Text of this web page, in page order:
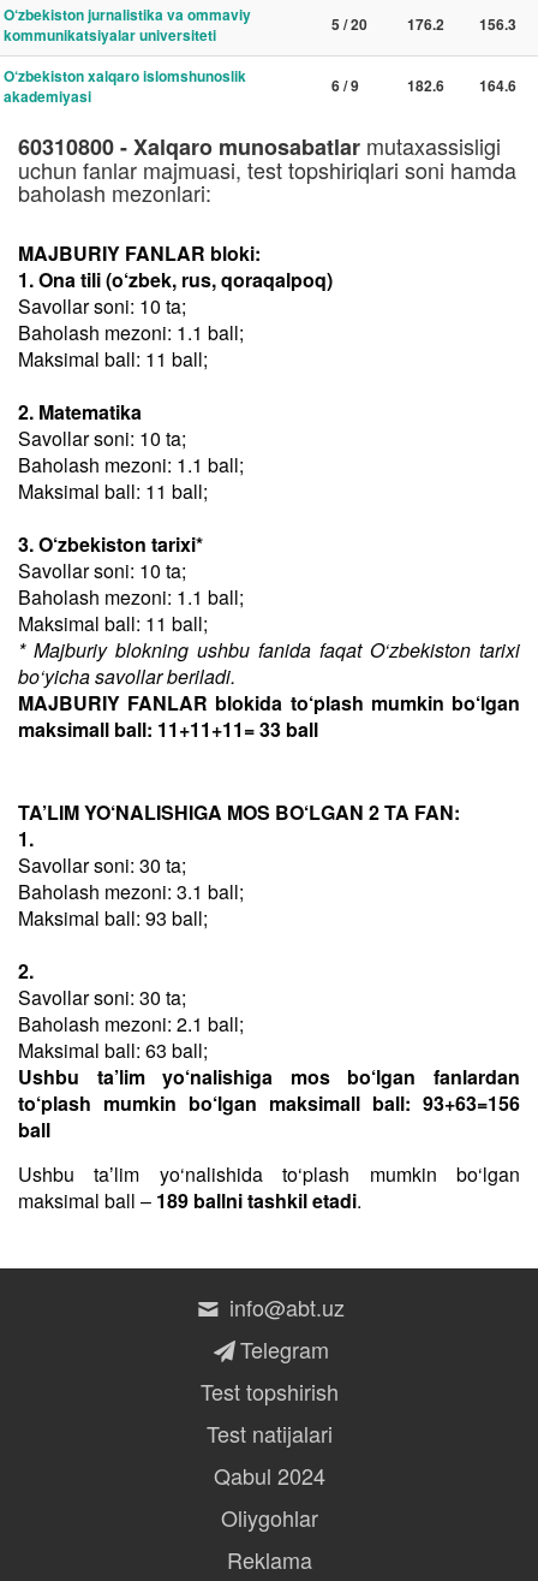
O‘zbekiston jurnalistika va ommaviy
kommunikatsiyalar universiteti
5 / 20 176.2 156.3
O‘zbekiston xalqaro islomshunoslik
akademiyasi
6 / 9 182.6 164.6
60310800 - Xalqaro munosabatlar mutaxassisligi
uchun fanlar majmuasi, test topshiriqlari soni hamda
baholash mezonlari:
MAJBURIY FANLAR bloki:
1. Ona tili (o‘zbek, rus, qoraqalpoq)
Savollar soni: 10 ta;
Baholash mezoni: 1.1 ball;
Maksimal ball: 11 ball;
2. Matematika
Savollar soni: 10 ta;
Baholash mezoni: 1.1 ball;
Maksimal ball: 11 ball;
3. O‘zbekiston tarixi*
Savollar soni: 10 ta;
Baholash mezoni: 1.1 ball;
Maksimal ball: 11 ball;
* Majburiy blokning ushbu fanida faqat O‘zbekiston tarixi
bo‘yicha savollar beriladi.
MAJBURIY FANLAR blokida to‘plash mumkin bo‘lgan
maksimall ball: 11+11+11= 33 ball
TA’LIM YO‘NALISHIGA MOS BO‘LGAN 2 TA FAN:
1.
Savollar soni: 30 ta;
Baholash mezoni: 3.1 ball;
Maksimal ball: 93 ball;
2.
Savollar soni: 30 ta;
Baholash mezoni: 2.1 ball;
Maksimal ball: 63 ball;
Ushbu ta’lim yo‘nalishiga mos bo‘lgan fanlardan
to‘plash mumkin bo‘lgan maksimall ball: 93+63=156
ball
Ushbu taʼlim yo‘nalishida to‘plash mumkin bo‘lgan
maksimal ball – 189 ballni tashkil etadi.
info@abt.uz
Telegram
Test topshirish
Test natijalari
Qabul 2024
Oliygohlar
Reklama